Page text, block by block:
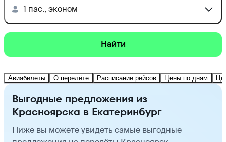
1 пас., эконом
Найти
Авиабилеты О перелёте Расписание рейсов Цены по дням
Выгодные предложения из
Красноярска в Екатеринбург
Ниже вы можете увидеть самые выгодные